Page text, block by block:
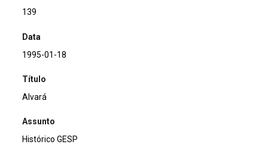
139
Data
1995-01-18
Título
Alvará
Assunto
Histórico GESP